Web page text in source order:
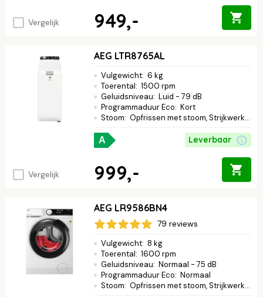
Vergelijk 949,-
Vergelijk
AEG LTR8765AL
Vulgewicht: 6 kg
Toerental: 1500 rpm
Geluidsniveau: Luid - 79 dB
Programmaduur Eco: Kort
Stoom: Opfrissen met stoom, Strijkwerk verminderen
A Leverbaar
999,-
AEG LR9586BN4
79 reviews
Vulgewicht: 8 kg
Toerental: 1600 rpm
Geluidsniveau: Normaal - 75 dB
Programmaduur Eco: Normaal
Stoom: Opfrissen met stoom, Strijkwerk verminderen